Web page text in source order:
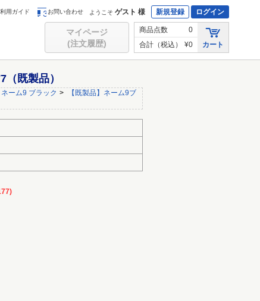
利用ガイド お問い合わせ ようこそ ゲスト 様 新規登録 ログイン
マイページ
(注文履歴)
商品点数
0
合計（税込）
¥0 カート
既製品）
ーム9 ブラック >
【既製品】ネーム9ブ